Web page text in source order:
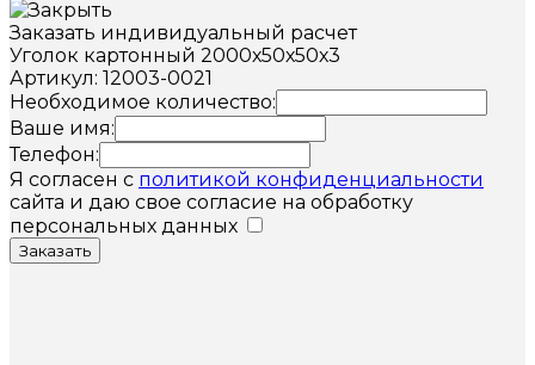
Заказать индивидуальный расчет
Уголок картонный 2000х50х50х3
Артикул: 12003-0021
Необходимое количество:
Ваше имя:
Телефон:
Я согласен с политикой конфиденциальности
сайта и даю свое согласие на обработку
персональных данных
Заказать